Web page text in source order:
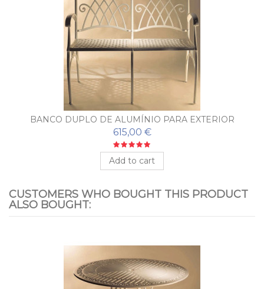
BANCO DUPLO DE ALUMÍNIO PARA EXTERIOR
PUERTO
615,00 €
Add to cart
CUSTOMERS WHO BOUGHT THIS PRODUCT
ALSO BOUGHT: